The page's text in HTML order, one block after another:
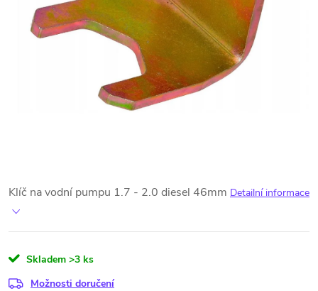
Klíč na vodní pumpu 1.7 - 2.0 diesel 46mm Detailní informace
Skladem >3 ks
Možnosti doručení